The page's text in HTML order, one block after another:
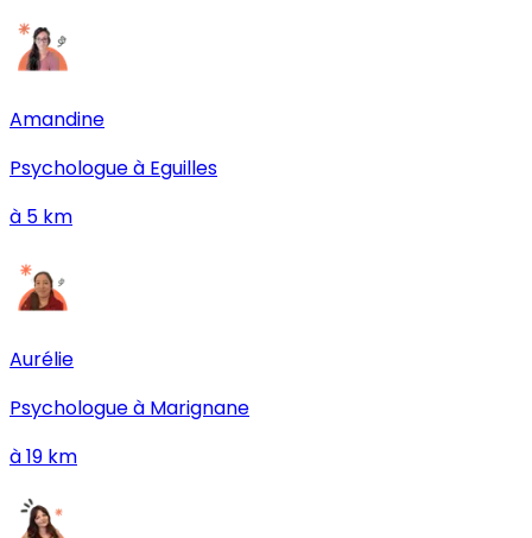
Amandine
Psychologue à Eguilles
à 5 km
Aurélie
Psychologue à Marignane
à19 km